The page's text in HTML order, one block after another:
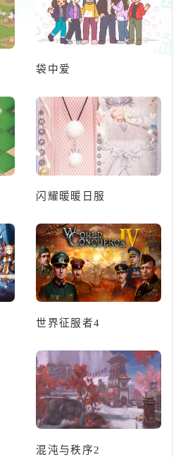
厂商提供资料原文】全新活动
袋中爱
闪耀暖暖日服
世界征服者4
混沌与秩序2